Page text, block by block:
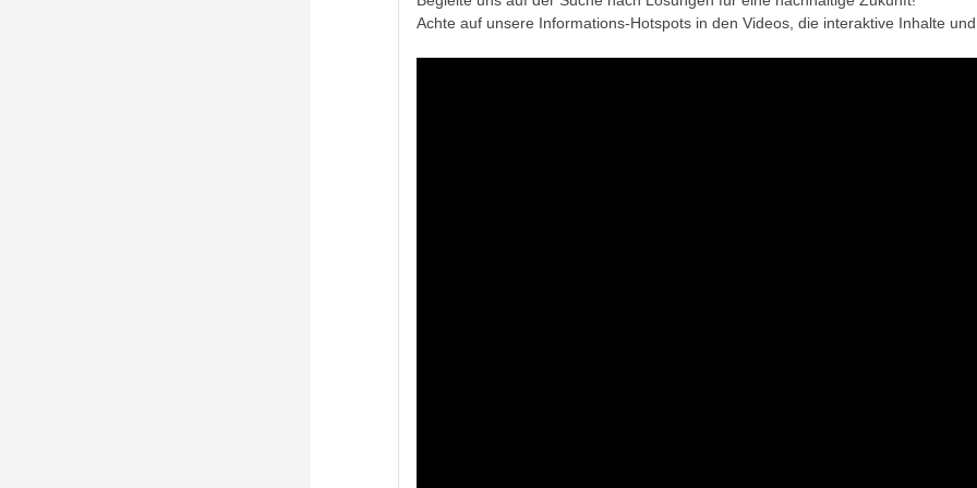
Achte auf unsere Informations-Hotspots in den Videos, die interaktive Inhalte und